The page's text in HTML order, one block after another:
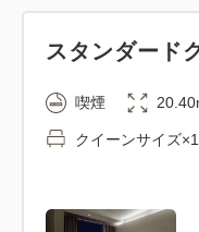
スタンダード
喫煙
クイーンサイズ×1